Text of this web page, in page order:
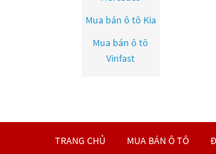
Mua bán ô tô Kia
Mua bán ô tô
Vinfast
TRANG CHỦ MUA BÁN Ô TÔ